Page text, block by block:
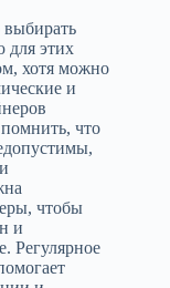
для этих
хотя можно
и
что
чтобы
и
Регулярное